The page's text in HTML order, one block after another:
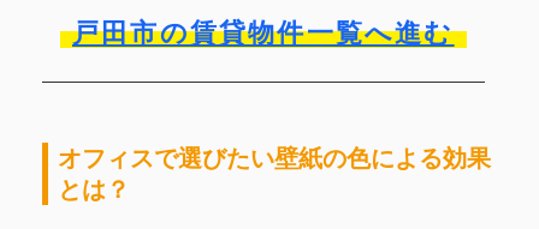
戸田市の賃貸物件一覧へ進む
オフィスで選びたい壁紙の色による効果
とは？